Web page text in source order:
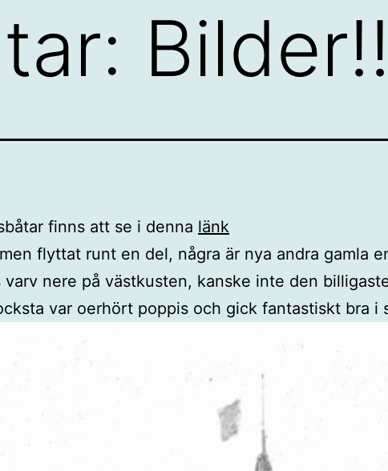
finns att se i denna länk
flyttat runt en del, några är nya andra gamla
nere på västkusten, kanske inte den
var oerhört poppis och gick fantastiskt bra i